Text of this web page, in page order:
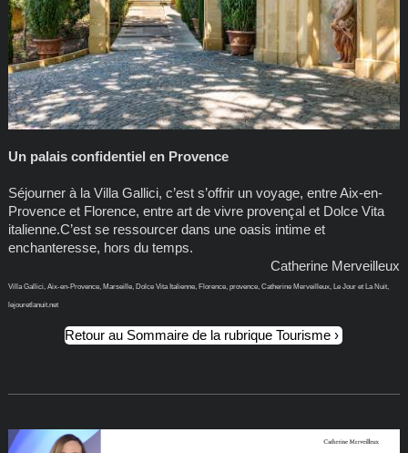
Un palais confidentiel en Provence
Séjourner à la Villa Gallici, c’est s’offrir un voyage, entre Aix-en-
Provence et Florence, entre art de vivre provençal et Dolce Vita
italienne.C’est se ressourcer dans une oasis intime et
enchanteresse, hors du temps.
Catherine Merveilleux
Villa Gallici, Aix-en-Provence, Marseille, Dolce Vita Italienne, Florence, provence, Catherine Merveilleux, Le Jour et La Nuit,
lejouretlanuit.net
Retour au Sommaire de la rubrique Tourisme